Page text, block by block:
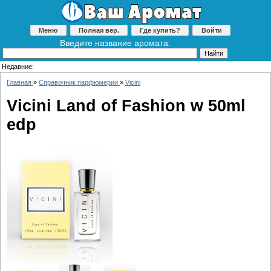
Меню Полная вер. Где купить? Войти
Введите название аромата:
Недавние:
Главная » Справочник парфюмерии » Vicini
Vicini Land of Fashion w 50ml
edp